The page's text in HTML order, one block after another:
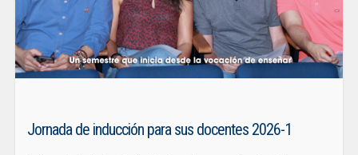
Jornada de inducción para sus docentes 2026-1